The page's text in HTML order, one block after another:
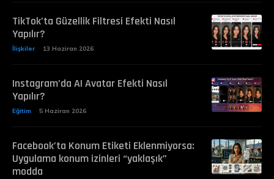
TikTok’ta Güzellik Filtresi Efekti Nasıl
Yapılır?
İlişkiler 13 Haziran 2026
Instagram’da AI Avatar Efekti Nasıl
Yapılır?
Eğitim 5 Haziran 2026
Facebook’ta Konum Etiketi Eklenmiyorsa:
Uygulama konum izinleri “yaklaşık”
modda